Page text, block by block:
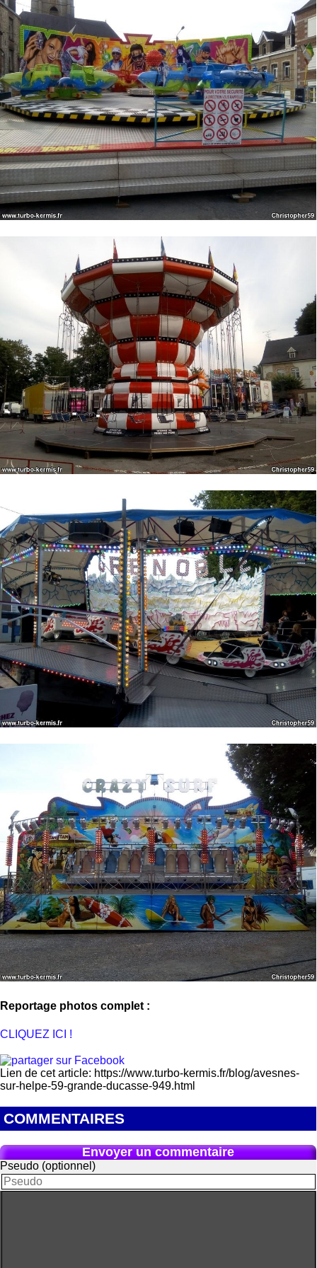
Reportage photos complet :
CLIQUEZ ICI !
Lien de cet article: https://www.turbo-kermis.fr/blog/avesnes-
sur-helpe-59-grande-ducasse-949.html
COMMENTAIRES
Envoyer un commentaire
Pseudo (optionnel)